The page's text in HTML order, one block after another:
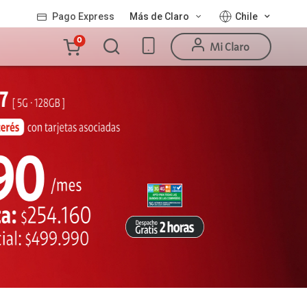
Pago Express Más de Claro Chile
Mi Claro
Carro
la
0